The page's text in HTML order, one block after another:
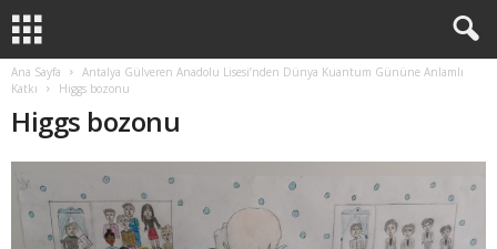
Ana Sayfa
Antalya Gülveren Anadolu Lisesi’nden Dünya Kuantum Gününe Anlamlı
Katkı
Higgs bozonu
Higgs bozonu